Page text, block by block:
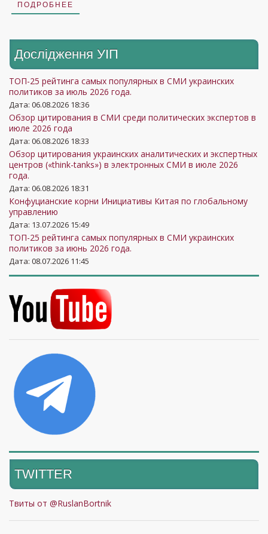
ПОДРОБНЕЕ
Дослідження УIП
ТОП-25 рейтинга самых популярных в СМИ украинских
политиков за июль 2026 года.
Дата: 06.08.2026 18:36
Обзор цитирования в СМИ среди политических экспертов в
июле 2026 года
Дата: 06.08.2026 18:33
Обзор цитирования украинских аналитических и экспертных
центров («think-tanks») в электронных СМИ в июле 2026
года.
Дата: 06.08.2026 18:31
Конфуцианские корни Инициативы Китая по глобальному
управлению
Дата: 13.07.2026 15:49
ТОП-25 рейтинга самых популярных в СМИ украинских
политиков за июнь 2026 года.
Дата: 08.07.2026 11:45
TWITTER
Твиты от @RuslanBortnik